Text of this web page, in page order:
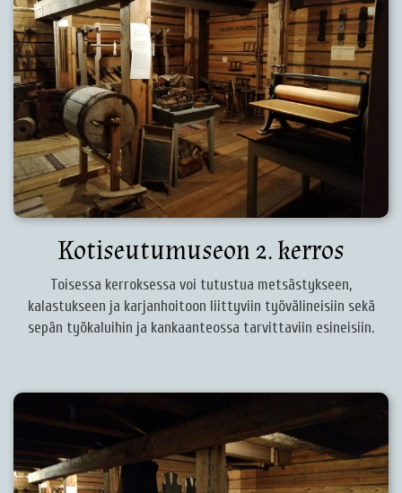
Kotiseutumuseon 2. kerros
Toisessa kerroksessa voi tutustua metsästykseen,
kalastukseen ja karjanhoitoon liittyviin työvälineisiin sekä
sepän työkaluihin ja kankaanteossa tarvittaviin esineisiin.